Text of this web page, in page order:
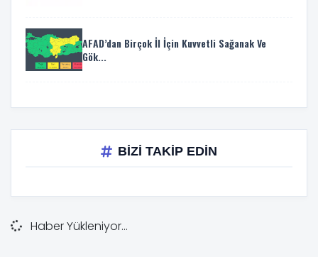
AFAD’dan Birçok İl İçin Kuvvetli Sağanak Ve
Gök...
BİZİ TAKİP EDİN
Haber Yükleniyor...